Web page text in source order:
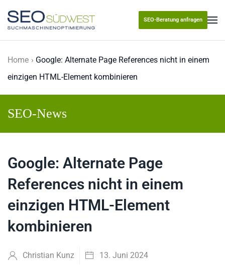
Skip to main content
SEO-Beratung anfragen
Home
Google: Alternate Page References nicht in einem
einzigen HTML-Element kombinieren
SEO-News
Google: Alternate Page
References nicht in einem
einzigen HTML-Element
kombinieren
Christian Kunz 13. Juni 2024